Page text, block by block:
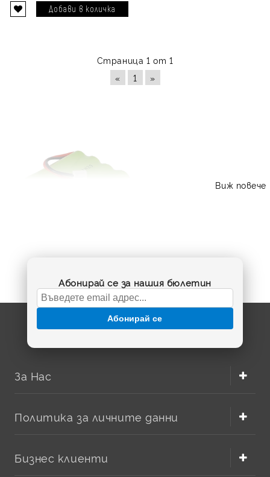
Страница 1 от 1
«
1 »
Когато бебефонът е част от ежедневната грижа за
детето, стабилното захранване е от съществено
значение. В тази категория ще откриете
бебефон Tomy Walkabout Premier Advanceс параметри
4.8V 700 mAh
, предназначена за подмяна на износената
по-надеждно, да поддържа връзка между родителския и
Защо да изберете съвместима
С времето всяка акумулаторна батерия губи част от
Виж повече
Абонирай се за нашия бюлетин
Абонирай се
За Нас
Политика за личните данни
Бизнес клиенти